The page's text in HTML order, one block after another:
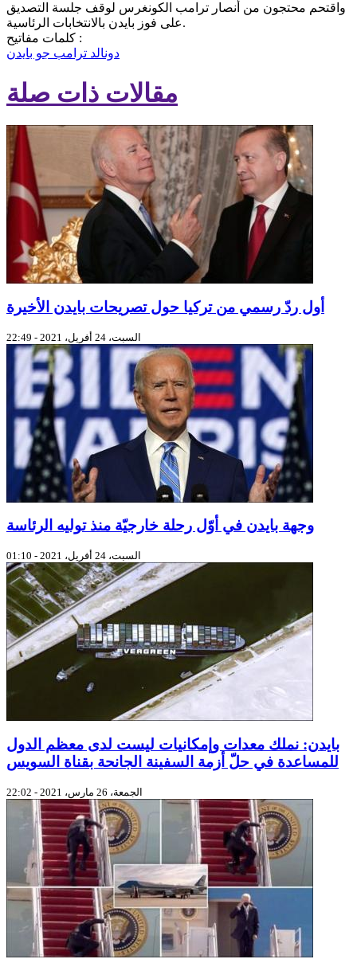
واقتحم محتجون من أنصار ترامب الكونغرس لوقف جلسة التصديق
على فوز بايدن بالانتخابات الرئاسية.
كلمات مفاتيح :
دونالد ترامب جو بايدن
مقالات ذات صلة
أول ردّ رسمي من تركيا حول تصريحات بايدن الأخيرة
السبت، 24 أفريل، 2021 - 22:49
وجهة بايدن في أوّل رحلة خارجيّة منذ توليه الرئاسة
السبت، 24 أفريل، 2021 - 01:10
بايدن: نملك معدات وإمكانيات ليست لدى معظم الدول
للمساعدة في حلّ أزمة السفينة الجانحة بقناة السويس
الجمعة، 26 مارس، 2021 - 22:02